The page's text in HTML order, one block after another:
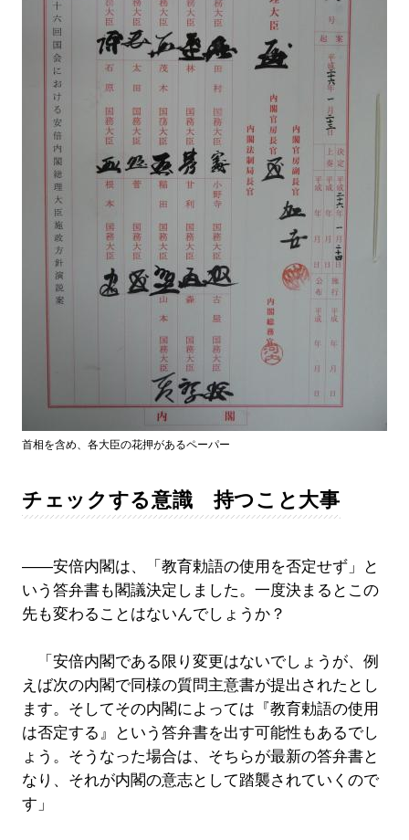
首相を含め、各大臣の花押があるペーパー
チェックする意識 持つこと大事
――安倍内閣は、「教育勅語の使用を否定せず」と
いう答弁書も閣議決定しました。一度決まるとこの
先も変わることはないんでしょうか？
「安倍内閣である限り変更はないでしょうが、例
えば次の内閣で同様の質問主意書が提出されたとし
ます。そしてその内閣によっては『教育勅語の使用
は否定する』という答弁書を出す可能性もあるでし
ょう。そうなった場合は、そちらが最新の答弁書と
なり、それが内閣の意志として踏襲されていくので
す」